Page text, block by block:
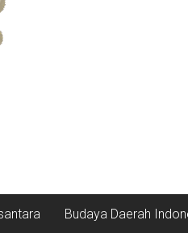
Budaya Daerah